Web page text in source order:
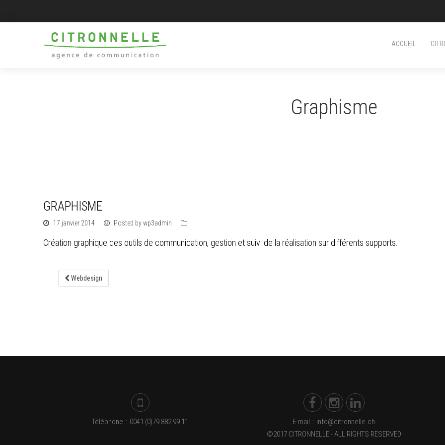
ACCUEIL
Graphisme
GRAPHISME
17 janvier 2014 Posted by wp3admin
Création graphique des outils de communication, gestion et suivi de la réalisation sur différents supports.
Webdesign
Téléphone : 0041 (0)79 882 99 11 E-mail : info@citronnelle.ch
©2017 CITRONNELLE - ALL RIGHTS RESERVED